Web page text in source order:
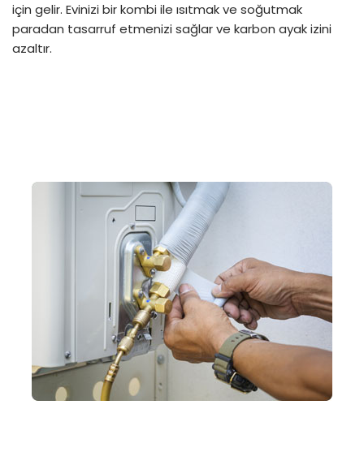
için gelir. Evinizi bir kombi ile ısıtmak ve soğutmak
paradan tasarruf etmenizi sağlar ve karbon ayak izini
azaltır.